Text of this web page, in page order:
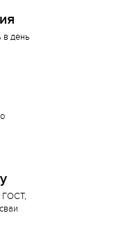
в день
ГОСТ,